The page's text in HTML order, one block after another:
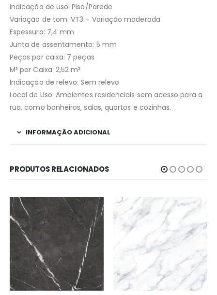
Indicação de uso: Piso/Parede
Variação de tom: VT3 – Variação moderada
Espessura: 7,4 mm
Junta de assentamento: 5 mm
Peças por caixa: 7 peças
M² por Caixa: 2,52 m²
Indicação de relevo: Sem relevo
Local de Uso: Ambientes residenciais sem acesso para a
rua, como banheiros, salas, quartos e cozinhas.
INFORMAÇÃO ADICIONAL
PRODUTOS RELACIONADOS